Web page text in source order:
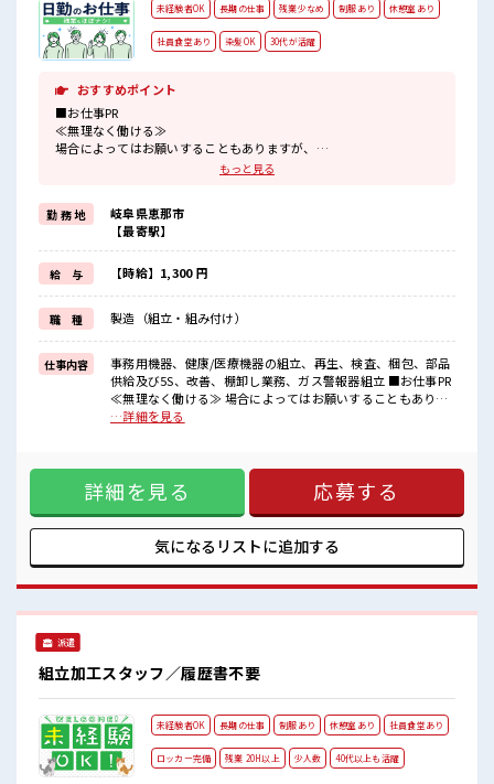
未経験者OK 長期の仕事 残業少なめ 制服あり 休憩室あり
社員食堂あり 染髪OK 30代が活躍
おすすめポイント
■お仕事PR
≪無理なく働ける≫
場合によってはお願いすることもありますが、
明るすぎたり奇抜でなければ基本的に自由！
(規定有)制服があると毎日の服選びに悩まずOK♪
≪未経験でも活躍できる≫
新しいことにチャレンジするのは不安だけど、
しっかり働く環境が整っています！
イチからスキルUP・ステップUP目指していきましょう！
≪自分に向いている仕事が探せる≫
困った事などがあれば、
担当がしっかりサポートします！
■職場の雰囲気
明るすぎたり奇抜過ぎなければヘアカラーOK！
休憩室完備でランチや休憩も充実しそう♪
応募お待ちしております！
もっと見る
勤 務 地
岐阜県恵那市
【最寄駅】
給 与 【時給】1,300 円
職 種 製造（組立・組み付け）
仕事内容
事務用機器、健康/医療機器の組立、再生、検査、梱包、部品
供給及び5S、改善、棚卸し業務、ガス警報器組立 ■お仕事PR
≪無理なく働ける≫ 場合によってはお願いすることもありま
すが、 残業はほとんどナシ！ ≪髪色自由で自分らしく働く≫
新しいことにチャレンジするのは不安だけど、 しっかり働く
環境が整っています！ イチからスキルUP・ステップUP目指
していきましょう！ ≪自分に向いている仕事が探せる≫ 困っ
た事などがあれば、 担当がしっかりサポートします！ ■職場
の雰囲気 明るすぎたり奇抜過ぎなければヘアカラーOK！ 休
憩室完備でランチや休憩も充実しそう♪ 残業は少なめ！ たま
す！
…詳細を見る
詳細を見る 応募する
気になるリストに追加する
派遣
組立加工スタッフ／履歴書不要
未経験者OK 長期の仕事 制服あり 休憩室あり 社員食堂あり
ロッカー完備 残業 20H以上 少人数 40代以上も活躍